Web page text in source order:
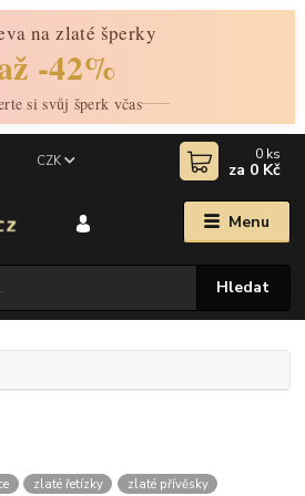
na zlaté šperky
-42%
si svůj šperk včas
Menu
CZK
Hledat
0 ks
za 0 Kč
zlaté řetízky
zlaté přívěsky